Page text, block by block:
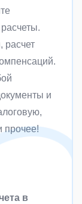
расчет
и
прочее!
в